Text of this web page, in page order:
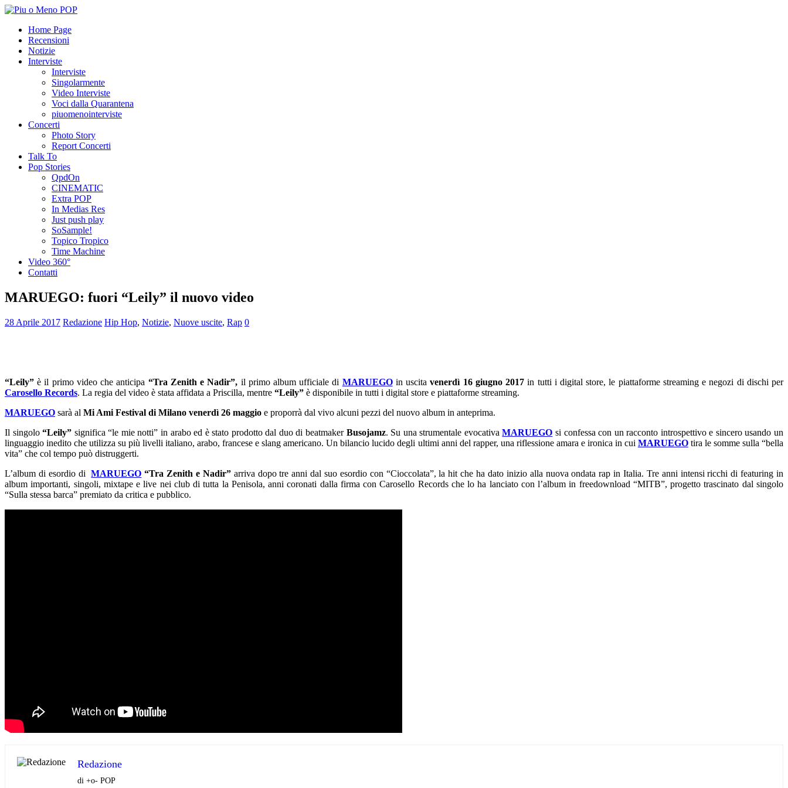
Home Page
Recensioni
Notizie
Interviste
Interviste
Singolarmente
Video Interviste
Voci dalla Quarantena
piuomenointerviste
Concerti
Photo Story
Report Concerti
Talk To
Pop Stories
QpdOn
CINEMATIC
Extra POP
In Medias Res
Just push play
SoSample!
Topico Tropico
Time Machine
Video 360°
Contatti
MARUEGO: fuori “Leily” il nuovo video
28 Aprile 2017 Redazione Hip Hop, Notizie, Nuove uscite, Rap 0
“Leily”è il primo video che anticipa “Tra Zenith e Nadir”, il primo album ufficiale di MARUEGOin uscitavenerdì 16 giugno 2017 in tutti i digital store, le piattaforme streaming e negozi di dischiper
Carosello Records. La regia del video è stata affidata a Priscilla, mentre “Leily” è disponibile in tutti i digital store e piattaforme streaming.
MARUEGO sarà al Mi Ami Festival di Milano venerdì 26 maggio e proporrà dal vivo alcuni pezzi del nuovo album in anteprima.
Il singolo“Leily” significa “le mie notti” in arabo ed è stato prodotto dal duo di beatmaker Busojamz. Su una strumentale evocativaMARUEGO si confessa con un racconto introspettivo e sincero usando un
linguaggio inedito che utilizza su più livelli italiano, arabo, francese e slang americano. Un bilancio lucido degli ultimi anni del rapper, una riflessione amara e ironica in cui MARUEGOtira le somme sulla “bella
vita” che col tempo può distruggerti.
L’album di esordio di
MARUEGO “Tra Zenith e Nadir” arriva dopo tre anni dal suo esordio con “Cioccolata”, la hit che ha dato inizio alla nuova ondata rap in Italia. Tre anni intensi ricchi di featuring in
album importanti, singoli, mixtape e live nei club di tutta la Penisola, anni coronati dalla firma con Carosello Records che lo ha lanciato con l’album in freedownload “MITB”, progetto trascinato dal singolo
“Sulla stessa barca” premiato da critica e pubblico.
Redazione
di +o- POP